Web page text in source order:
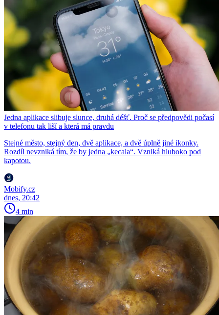
Jedna aplikace slibuje slunce, druhá déšť. Proč se předpovědi počasí
v telefonu tak liší a která má pravdu
Stejné město, stejný den, dvě aplikace, a dvě úplně jiné ikonky.
Rozdíl nevzniká tím, že by jedna „kecala“. Vzniká hluboko pod
kapotou.
Mobify.cz
dnes, 20:42
4 min